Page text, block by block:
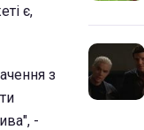
є,
з
-